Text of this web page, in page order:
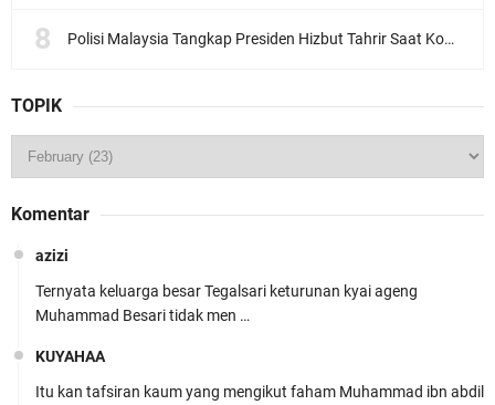
Polisi Malaysia Tangkap Presiden Hizbut Tahrir Saat Konferensi Pers
TOPIK
Komentar
azizi
Ternyata keluarga besar Tegalsari keturunan kyai ageng
Muhammad Besari tidak men …
KUYAHAA
Itu kan tafsiran kaum yang mengikut faham Muhammad ibn abdil